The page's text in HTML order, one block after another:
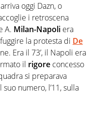
oggi Dazn, o
i retroscena
A. Milan-Napoli era
la protesta di De
Era il 73’, il Napoli era
il rigore concesso
si preparava
suo numero, l’11, sulla